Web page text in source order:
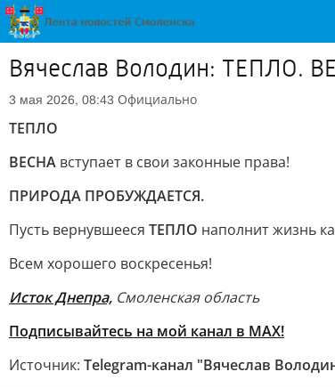
Вячеслав Володин: ТЕПЛО.
3 мая 2026, 08:43 Официально
ТЕПЛО
ВЕСНА вступает в свои законные права!
ПРИРОДА ПРОБУЖДАЕТСЯ.
Пусть вернувшееся ТЕПЛО наполнит жизнь
Всем хорошего воскресенья!
Исток Днепра, Смоленская область
Подписывайтесь на мой канал в МАХ!
Источник: Telegram-канал "Вячеслав